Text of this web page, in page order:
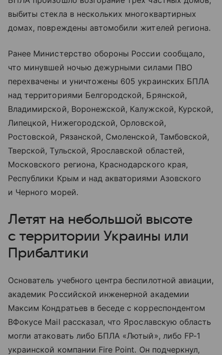
выбиты стекла в нескольких многоквартирных
домах, повреждены автомобили жителей региона.
Ранее Министерство обороны России сообщало,
что минувшей ночью дежурными силами ПВО
перехвачены и уничтожены 605 украинских БПЛА
над территориями Белгородской, Брянской,
Владимирской, Воронежской, Калужской, Курской,
Липецкой, Нижегородской, Орловской,
Ростовской, Рязанской, Смоленской, Тамбовской,
Тверской, Тульской, Ярославской областей,
Московского региона, Краснодарского края,
Республики Крым и над акваториями Азовского
и Черного морей.
Летят на небольшой высоте
с территории Украины или
Прибалтики
Основатель учебного центра беспилотной авиации,
академик Российской инженерной академии
Максим Кондратьев в беседе с корреспондентом
ВФокусе Mail рассказал, что Ярославскую область
могли атаковать либо БПЛА «Лютый», либо FP-1
украинской компании Fire Point. Он подчеркнул,